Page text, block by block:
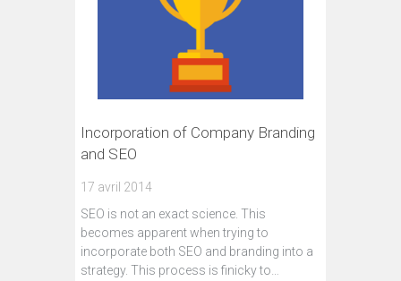
Incorporation of Company Branding
and SEO
17 avril 2014
SEO is not an exact science. This
becomes apparent when trying to
incorporate both SEO and branding into a
strategy. This process is finicky to…